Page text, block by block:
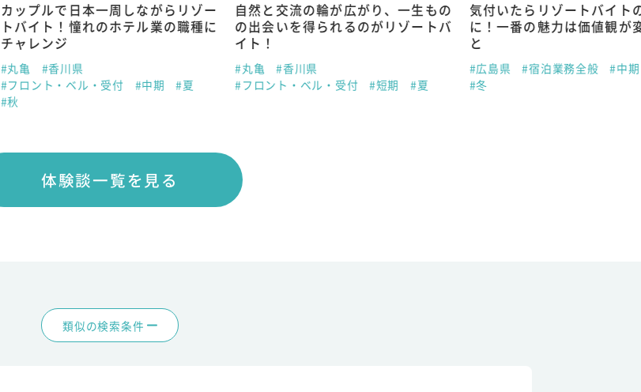
カップルで日本一周しながらリゾー
トバイト！憧れのホテル業の職種に
チャレンジ
#丸亀
#香川県
#フロント・ベル・受付
#中期
#夏
#秋
自然と交流の輪が広がり、一生もの
の出会いを得られるのがリゾートバ
イト！
#丸亀
#香川県
#フロント・ベル・受付
#短期 #夏
気付いたらリゾートバイト
に！一番の魅力は価値観が
と
#広島県 #宿泊業務全般
#中期
#冬
体験談一覧を見る
類似の検索条件